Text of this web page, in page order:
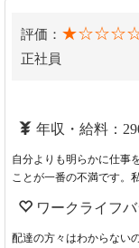
評価：
正社員
年収・給料：
自分よりも明らかに仕事
ことが一番の不満です。
ワークライフ
配達の方々はわからない